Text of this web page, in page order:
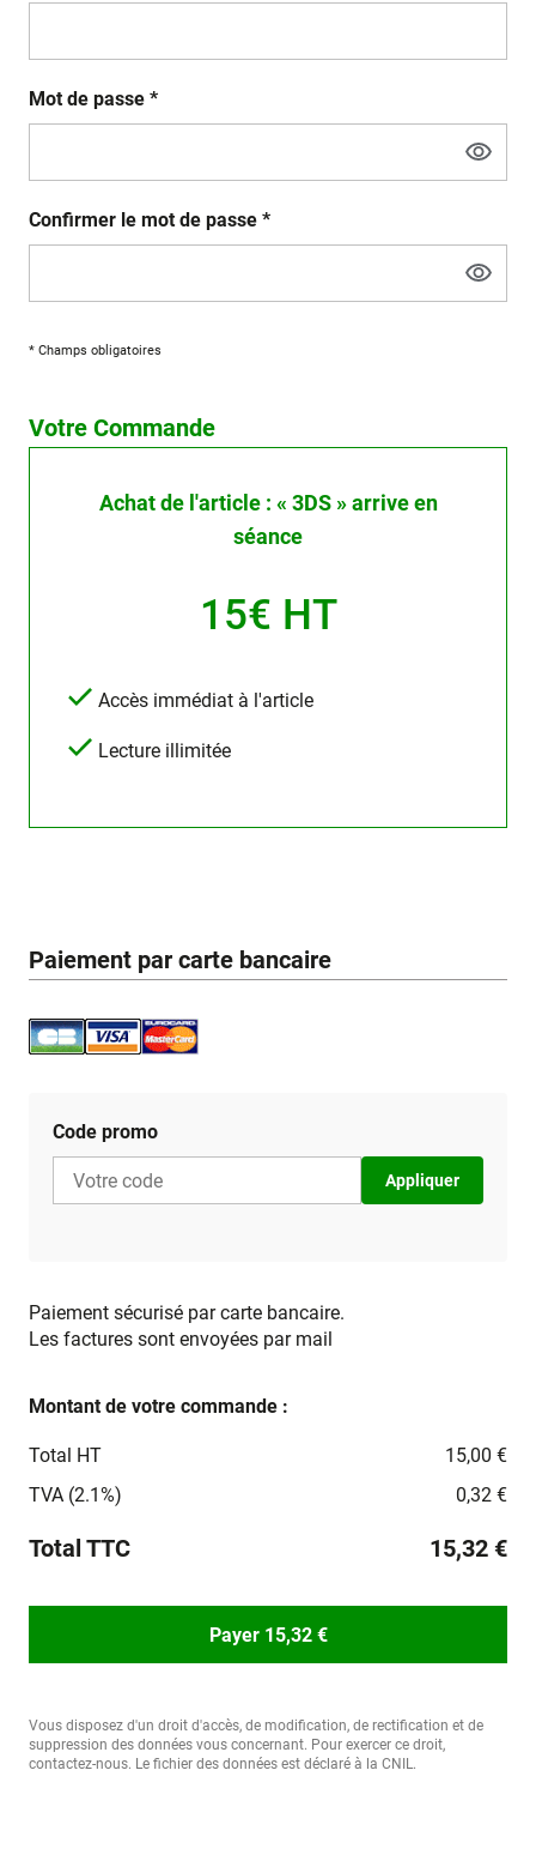
Mot de passe *
Confirmer le mot de passe *
* Champs obligatoires
Votre Commande
Achat de l'article : « 3DS » arrive en
séance
15€ HT
Accès immédiat à l'article
Lecture illimitée
Paiement par carte bancaire
Code promo
Appliquer
Paiement sécurisé par carte bancaire.
Les factures sont envoyées par mail
Montant de votre commande :
Total HT
15,00 €
TVA (2.1%)
0,32 €
Total TTC 15,32 €
Payer 15,32 €
Vous disposez d'un droit d'accès, de modification, de rectification et de
suppression des données vous concernant. Pour exercer ce droit,
contactez-nous. Le fichier des données est déclaré à la CNIL.